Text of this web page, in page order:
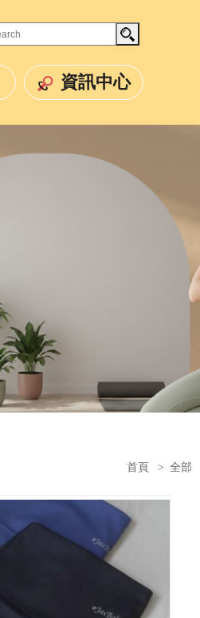
資訊中心
首頁 > 全部